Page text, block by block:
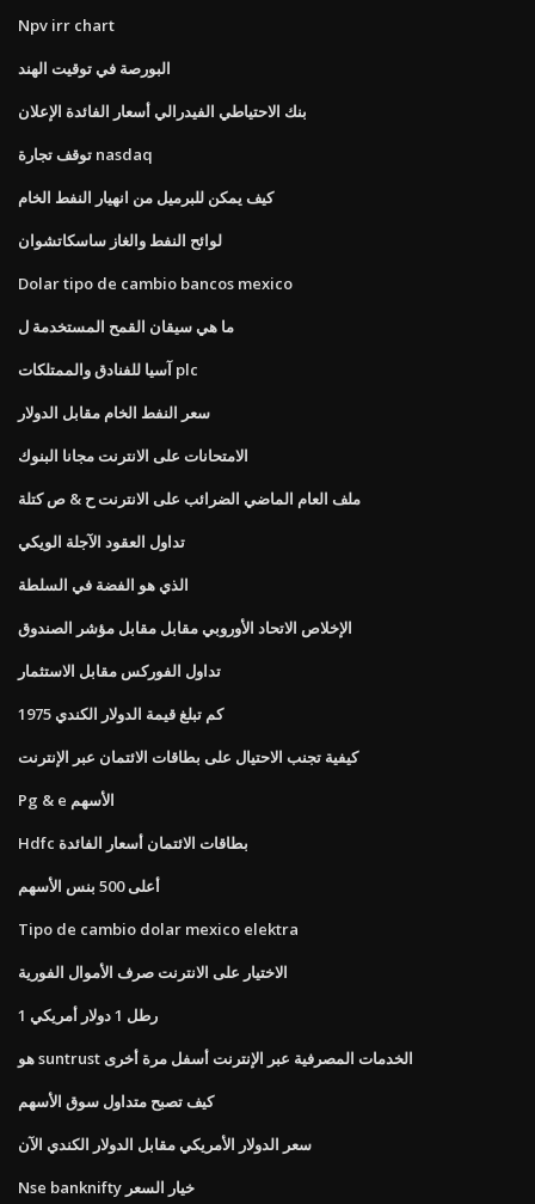
Npv irr chart
البورصة في توقيت الهند
بنك الاحتياطي الفيدرالي أسعار الفائدة الإعلان
توقف تجارة nasdaq
كيف يمكن للبرميل من انهيار النفط الخام
لوائح النفط والغاز ساسكاتشوان
Dolar tipo de cambio bancos mexico
ما هي سيقان القمح المستخدمة ل
آسيا للفنادق والممتلكات plc
سعر النفط الخام مقابل الدولار
الامتحانات على الانترنت مجانا البنوك
ملف العام الماضي الضرائب على الانترنت ح & ص كتلة
تداول العقود الآجلة الويكي
الذي هو الفضة في السلطة
الإخلاص الاتحاد الأوروبي مقابل مقابل مؤشر الصندوق
تداول الفوركس مقابل الاستثمار
كم تبلغ قيمة الدولار الكندي 1975
كيفية تجنب الاحتيال على بطاقات الائتمان عبر الإنترنت
Pg & e الأسهم
Hdfc بطاقات الائتمان أسعار الفائدة
أعلى 500 بنس الأسهم
Tipo de cambio dolar mexico elektra
الاختيار على الانترنت صرف الأموال الفورية
1 رطل 1 دولار أمريكي
هو suntrust الخدمات المصرفية عبر الإنترنت أسفل مرة أخرى
كيف تصبح متداول سوق الأسهم
سعر الدولار الأمريكي مقابل الدولار الكندي الآن
Nse banknifty خيار السعر